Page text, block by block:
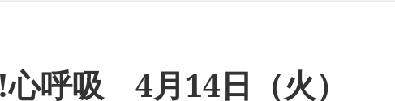
呼吸 4月14日（火）